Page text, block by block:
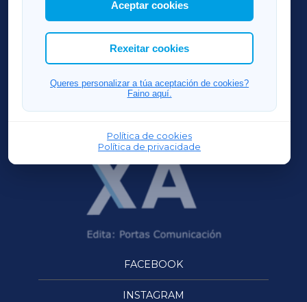
Así mesmo, podes personalizar a elección das
cookies que desexas permitir.
Aceptar cookies
Rexeitar cookies
Queres personalizar a túa aceptación de cookies?
Faino aquí.
Política de cookies
Política de privacidade
RIBEIRASACRAXA
ACORUÑAXA
FERROLXA
OURENSEXA
FACEBOOK
INSTAGRAM